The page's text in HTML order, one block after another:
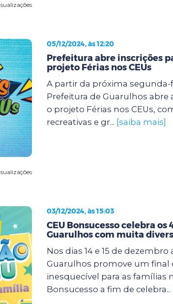
05/12/2024, às 12:20
Prefeitura abre inscrições
projeto Férias nos CEUs
A partir da próxima segunda-
Prefeitura de Guarulhos abre
o projeto Férias nos CEUs,
recreativas e gr... [saiba mais]
03/12/2024, às 15:03
CEU Bonsucesso celebra os
Guarulhos com muita
Nos dias 14 e 15 de dezembro
Guarulhos promove um final
inesquecível para as famílias
Bonsucesso a fim de celebra...